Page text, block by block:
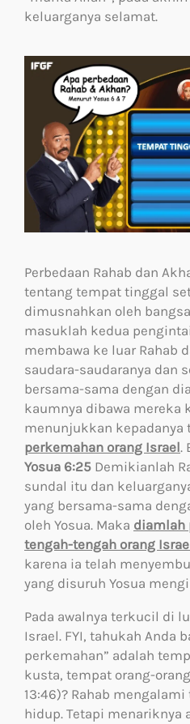
keluarganya selamat.
Perbedaan Rahab dan
tentang tempat tinggal
dimusnahkan oleh
masuklah kedua
membawa ke luar Rahab
saudara-saudaranya dan
bersama-sama dengan
kaumnya dibawa mereka
menunjukkan kepadanya
perkemahan orang Israel.
Yosua 6:25 Demikianlah
sundal itu dan
yang bersama-sama
oleh Yosua. Maka diamlah
tengah-tengah orang
karena ia telah
yang disuruh Yosua
Pada awalnya terkucil di
Israel. FYI, tahukah Anda
perkemahan” adalah
kusta, tempat orang-
13:46)? Rahab
hidup. Tetapi menariknya